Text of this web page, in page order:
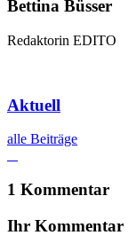
Bettina Büsser
Redaktorin EDITO
Aktuell
alle Beiträge
1 Kommentar
Ihr Kommentar